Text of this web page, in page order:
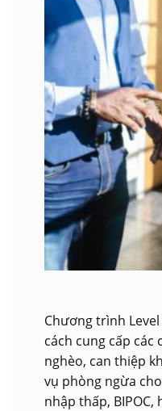
Chương trình
cách cung cấp
nghèo, can thiệp
vụ phòng ngừa
nhập thấp,